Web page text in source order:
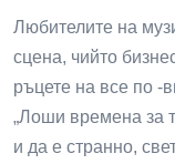
Любителите на
сцена, чийто
ръцете на все по -
„Лоши времена за
и да е странно,